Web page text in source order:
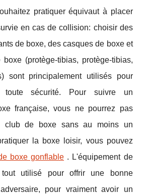
pratiquer équivaut à placer
en cas de collision: choisir des
de boxe, des casques de boxe et
(protège-tibias, protège-tibias,
sont principalement utilisés pour
toute sécurité. Pour suivre un
française, vous ne pourrez pas
club de boxe sans au moins un
la boxe loisir, vous pouvez
boxe gonflable . L'équipement de
utilisé pour offrir une bonne
pour vraiment avoir un